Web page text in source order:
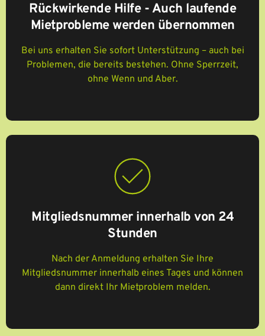
Rückwirkende Hilfe - Auch laufende
Mietprobleme werden übernommen
Bei uns erhalten Sie sofort Unterstützung – auch bei
Problemen, die bereits bestehen. Ohne Sperrzeit,
ohne Wenn und Aber.
Mitgliedsnummer innerhalb von 24
Stunden
Nach der Anmeldung erhalten Sie Ihre
Mitgliedsnummer innerhalb eines Tages und können
dann direkt Ihr Mietproblem melden.